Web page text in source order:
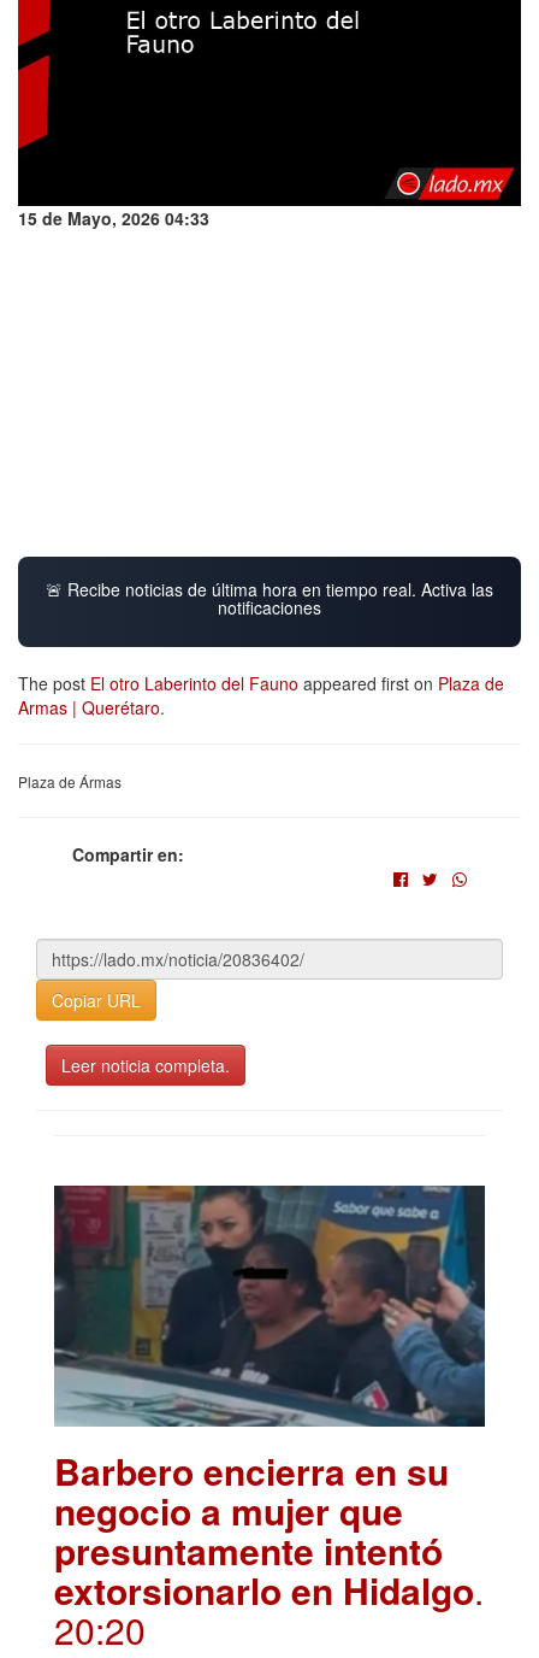
15 de Mayo, 2026 04:33
🚨 Recibe noticias de última hora en tiempo real. Activa las
notificaciones
The post El otro Laberinto del Fauno appeared first on Plaza de
Armas | Querétaro.
Plaza de Ármas
Compartir en:
Copiar URL
Leer noticia completa.
Barbero encierra en su
negocio a mujer que
presuntamente intentó
extorsionarlo en Hidalgo.
20:20